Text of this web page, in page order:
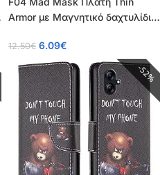
Armor με Μαγνητικό δαχτυλίδι
12.50€ 6.09€
52%